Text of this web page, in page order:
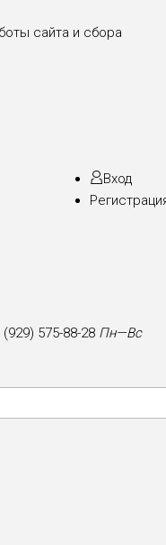
сайта и сбора
Вход
(929) 575-88-28 Пн—Вс